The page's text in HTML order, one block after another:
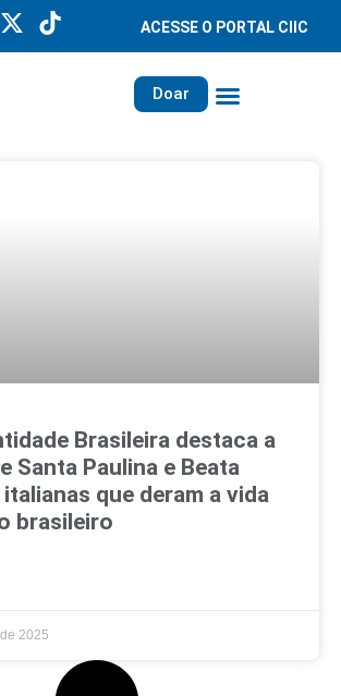
ACESSE O PORTAL CIIC
Doar
Brasileira destaca a
Santa Paulina e Beata
que deram a vida
brasileiro
2025